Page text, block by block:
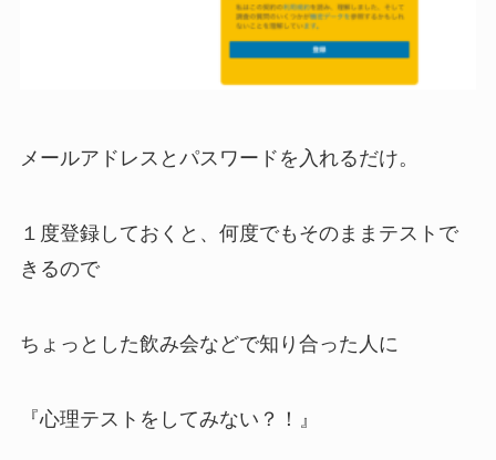
メールアドレスとパスワードを入れるだけ。
１度登録しておくと、何度でもそのままテストで
きるので
ちょっとした飲み会などで知り合った人に
『心理テストをしてみない？！』